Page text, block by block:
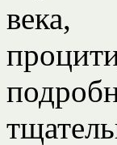
века,